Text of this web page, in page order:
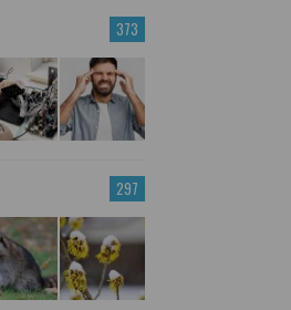
373
297